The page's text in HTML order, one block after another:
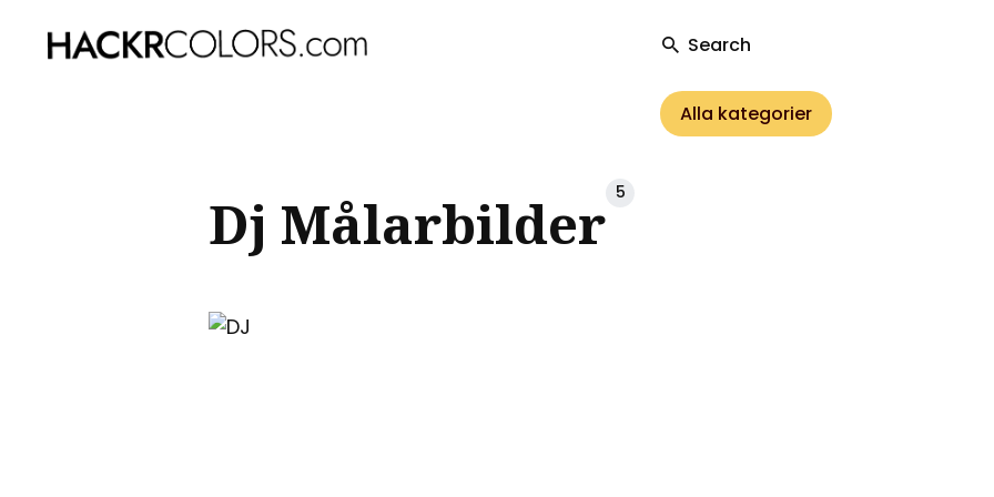
Search
Alla kategorier
Dj Målarbilder 5